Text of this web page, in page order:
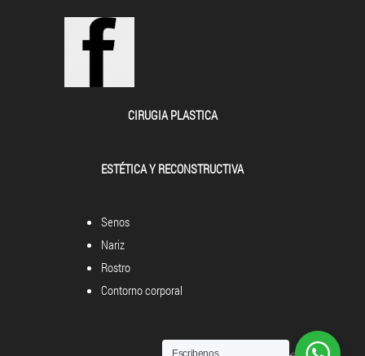
CIRUGIA PLASTICA
ESTÉTICA Y RECONSTRUCTIVA
Senos
Nariz
Rostro
Contorno corporal
Escribenos